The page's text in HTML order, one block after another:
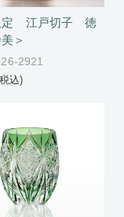
定 江戸切子 徳
＞
2921
込)